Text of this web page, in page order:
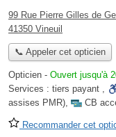
99 Rue Pierre Gilles de
41350 Vineuil
📞 Appeler cet opticien
Opticien - Ouvert jusqu'à
Services : tiers payant ,
assises PMR), CB
Recommander cet